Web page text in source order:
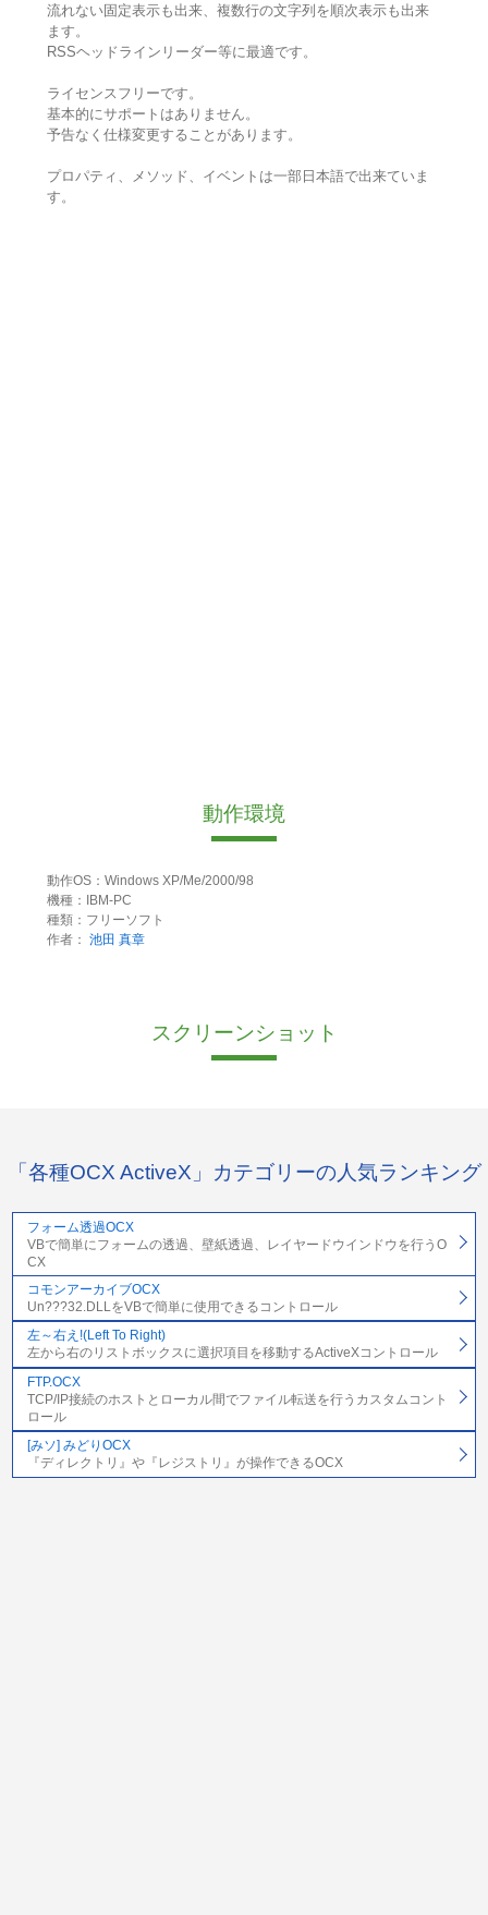
流れない固定表示も出来、複数行の文字列を順次表示も出来
ます。
RSSヘッドラインリーダー等に最適です。
ライセンスフリーです。
基本的にサポートはありません。
予告なく仕様変更することがあります。
プロパティ、メソッド、イベントは一部日本語で出来ていま
す。
動作環境
動作OS：Windows XP/Me/2000/98
機種：IBM-PC
種類：フリーソフト
作者： 池田 真章
スクリーンショット
「各種OCX ActiveX」カテゴリーの人気ランキング
フォーム透過OCX
VBで簡単にフォームの透過、壁紙透過、レイヤードウインドウを行うO
CX
コモンアーカイブOCX
Un???32.DLLをVBで簡単に使用できるコントロール
左～右え!(Left To Right)
左から右のリストボックスに選択項目を移動するActiveXコントロール
FTP.OCX
TCP/IP接続のホストとローカル間でファイル転送を行うカスタムコント
ロール
[みソ] みどりOCX
『ディレクトリ』や『レジストリ』が操作できるOCX